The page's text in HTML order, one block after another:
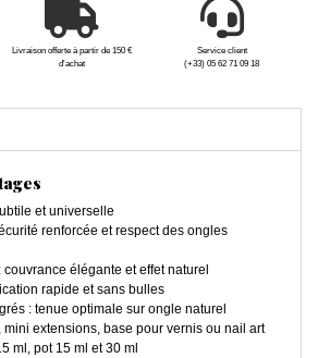
Livraison offerte à partir de 150 €
d'achat
Service client
(+33) 05 62 71 09 18
et universelle
renforcée et respect des ongles
élégante et effet naturel
rapide et sans bulles
: tenue optimale sur ongle naturel
mini extensions, base pour vernis ou nail art
ml, pot 15 ml et 30 ml